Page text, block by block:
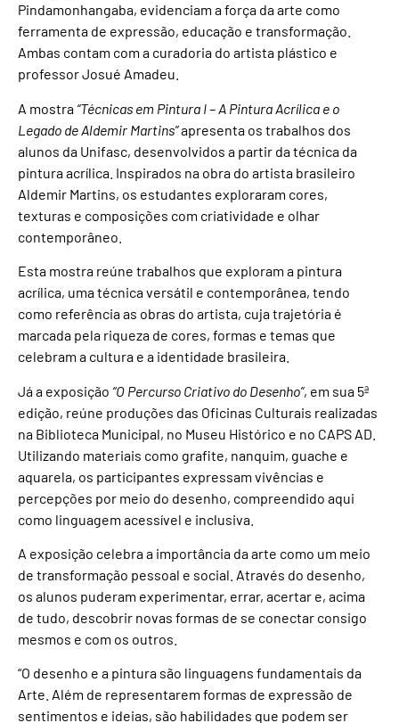
Pindamonhangaba, evidenciam a força da arte como
ferramenta de expressão, educação e transformação.
Ambas contam com a curadoria do artista plástico e
professor Josué Amadeu.
A mostra“Técnicas em Pintura I – A Pintura Acrílica e o
Legado de Aldemir Martins”apresenta os trabalhos dos
alunos da Unifasc, desenvolvidos a partir da técnica da
pintura acrílica. Inspirados na obra do artista brasileiro
Aldemir Martins, os estudantes exploraram cores,
texturas e composições com criatividade e olhar
contemporâneo.
Esta mostra reúne trabalhos que exploram a pintura
acrílica, uma técnica versátil e contemporânea, tendo
como referência as obras do artista, cuja trajetória é
marcada pela riqueza de cores, formas e temas que
celebram a cultura e a identidade brasileira.
Já a exposição “O Percurso Criativo do Desenho”, em sua 5ª
edição, reúne produções das Oficinas Culturais realizadas
na Biblioteca Municipal, no Museu Histórico e no CAPS AD.
Utilizando materiais como grafite, nanquim, guache e
aquarela, os participantes expressam vivências e
percepções por meio do desenho, compreendido aqui
como linguagem acessível e inclusiva.
A exposição celebra a importância da arte como um meio
de transformação pessoal e social. Através do desenho,
os alunos puderam experimentar, errar, acertar e, acima
de tudo, descobrir novas formas de se conectar consigo
mesmos e com os outros.
“O desenho e a pintura são linguagens fundamentais da
Arte. Além de representarem formas de expressão de
sentimentos e ideias, são habilidades que podem ser